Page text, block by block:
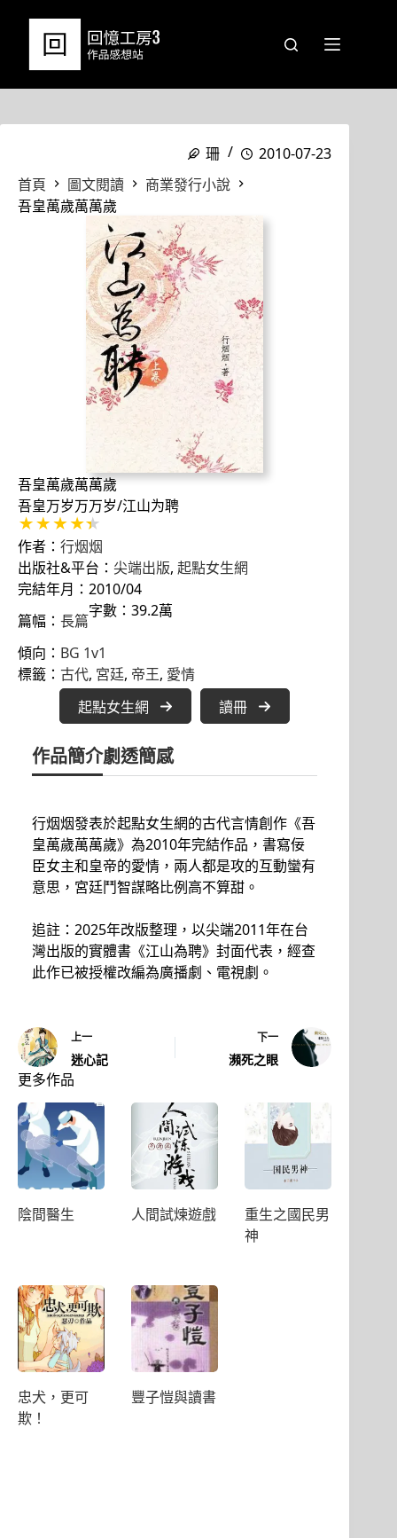
珊
2010-07-23
首頁
圖文閱讀
商業發行小說
吾皇萬歲萬萬歲
吾皇萬歲萬萬歲
吾皇万岁万万岁/江山为聘
作者： 行烟烟
出版社&平台： 尖端出版, 起點女生網
完結年月：2010/04
篇幅： 長篇
字數：39.2萬
傾向： BG 1v1
標籤： 古代, 宮廷, 帝王, 愛情
起點女生網 讀冊
作品簡介劇透簡感
行烟烟發表於起點女生網的古代言情創作《吾
皇萬歲萬萬歲》為2010年完結作品，書寫佞
臣女主和皇帝的愛情，兩人都是攻的互動蠻有
意思，宮廷鬥智謀略比例高不算甜。
追註：2025年改版整理，以尖端2011年在台
灣出版的實體書《江山為聘》封面代表，經查
此作已被授權改編為廣播劇、電視劇。
上一
迷心記
下一
瀕死之眼
更多作品
陰間醫生 人間試煉遊戲
重生之國民男
神
忠犬，更可
欺！
豐子愷與讀書